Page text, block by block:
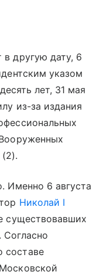
другую дату, 6
указом
лет, 31 мая
из-за издания
Именно 6 августа
Николай I
существовавших
составе